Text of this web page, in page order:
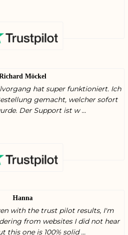
Möckel
hat super funktioniert. Ich
gemacht, welcher sofort
Der Support ist w ...
Hanna
with the trust pilot results, I'm
from websites I did not hear
this one is 100% solid ...